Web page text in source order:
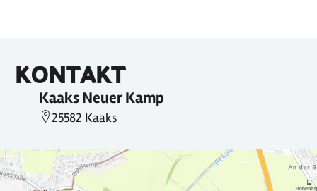
KONTAKT
Kaaks Neuer Kamp
25582 Kaaks